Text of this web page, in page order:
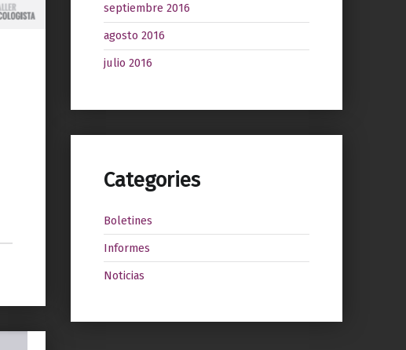
septiembre 2016
agosto 2016
julio 2016
Categories
Boletines
Informes
Noticias